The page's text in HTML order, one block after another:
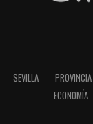
SEVILLA PROVINCIA
ECONOMÍA